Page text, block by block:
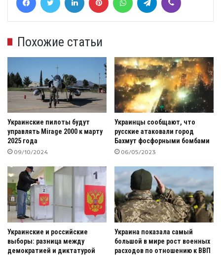
Похожие статьи
Украинские пилоты будут
управлять Mirage 2000 к марту
2025 года
09/10/2024
Украинцы сообщают, что
русские атаковали город
Бахмут фосфорными бомбами
06/05/2023
Украинские и российские
выборы: разница между
демократией и диктатурой
Украина показала самый
большой в мире рост военных
расходов по отношению к ВВП